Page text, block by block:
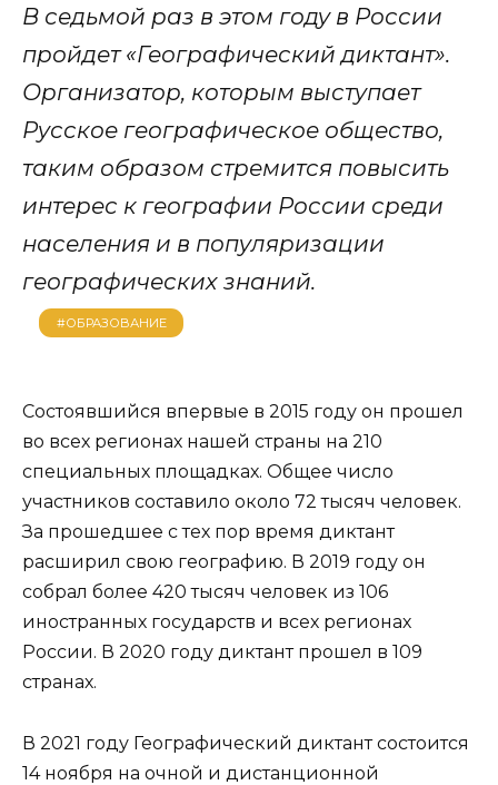
В седьмой раз в этом году в России
пройдет «Географический диктант».
Организатор, которым выступает
Русское географическое общество,
таким образом стремится повысить
интерес к географии России среди
населения и в популяризации
географических знаний.
#ОБРАЗОВАНИЕ
Состоявшийся впервые в 2015 году он прошел
во всех регионах нашей страны на 210
специальных площадках. Общее число
участников составило около 72 тысяч человек.
За прошедшее с тех пор время диктант
расширил свою географию. В 2019 году он
собрал более 420 тысяч человек из 106
иностранных государств и всех регионах
России. В 2020 году диктант прошел в 109
странах.
В 2021 году Географический диктант состоится
14 ноября на очной и дистанционной